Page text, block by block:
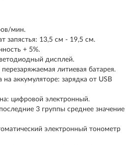
мин.
запястья: 13,5 см - 19,5 см.
+ 5%.
дисплей.
литиевая батарея.
аккумуляторе: зарядка от USB
цифровой электронный.
3 группы среднее значение
электронный тонометр